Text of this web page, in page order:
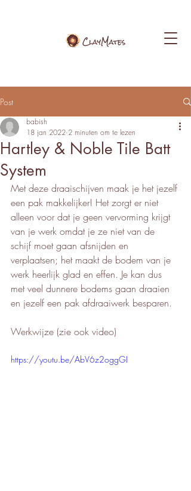
Post
Hartley & Noble Tile Batt
System
babish
18 jan 2022 2 minuten om te lezen
Met deze draaischijven maak je het jezelf
een pak makkelijker! Het zorgt er niet
alleen voor dat je geen vervorming krijgt
van je werk omdat je ze niet van de
schijf moet gaan afsnijden en
verplaatsen; het maakt de bodem van je
werk heerlijk glad en effen. Je kan dus
met veel dunnere bodems gaan draaien
en jezelf een pak afdraaiwerk besparen.
Werkwijze (zie ook video)
https://youtu.be/AbV6z2oggGI